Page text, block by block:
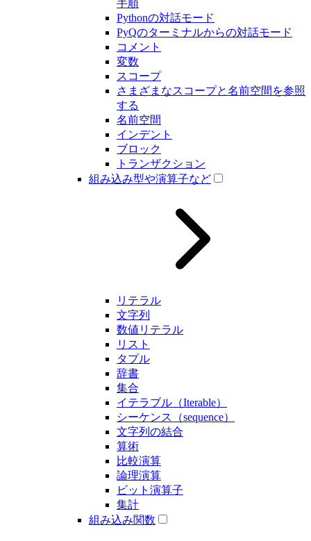
手順
Pythonの対話モード
PyQのターミナルからの対話モード
コメント
変数
スコープ
さまざまなスコープと名前空間を参照
する
名前空間
インデント
ブロック
トランザクション
組み込み型や演算子など
リテラル
文字列
数値リテラル
リスト
タプル
辞書
集合
イテラブル（Iterable）
シーケンス（sequence）
文字列の結合
算術
比較演算
論理演算
ビット演算子
集計
組み込み関数